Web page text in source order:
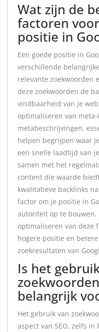
Wat zijn de
factoren
positie in
Een goede positie in
verschillende
relevante zoekwoorden
deze zoekwoorden de
vindbaarheid van je
optimaliseren van
metabeschrijvingen,
helpen begrijpen waar
een snelle laadtijd van
samen met het
content die waarde
kwalitatieve backlinks
factor om je positie in
autoriteit op te bouwen.
optimaliseren van deze
hogere positie en
zoekresultaten van
Is het
belangrijk
Het gebruik van
aspect van SEO, zelfs